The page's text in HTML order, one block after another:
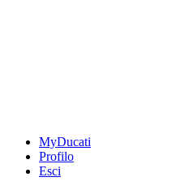
MyDucati
Profilo
Esci